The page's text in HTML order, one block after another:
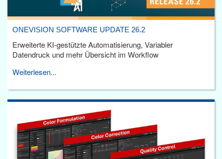
ONEVISION SOFTWARE UPDATE 26.2
Erweiterte KI-gestützte Automatisierung, Variabler
Datendruck und mehr Übersicht im Workflow
Weiterlesen...